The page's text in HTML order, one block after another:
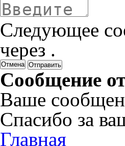
Следующее
через .
Отмена
Сообщение
Ваше
Спасибо за
Главная